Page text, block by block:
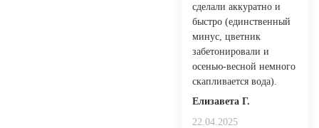
сделали аккуратно и
быстро (единственный
минус, цветник
забетонировали и
осенью-весной немного
скапливается вода).
Елизавета Г.
22.04.2025